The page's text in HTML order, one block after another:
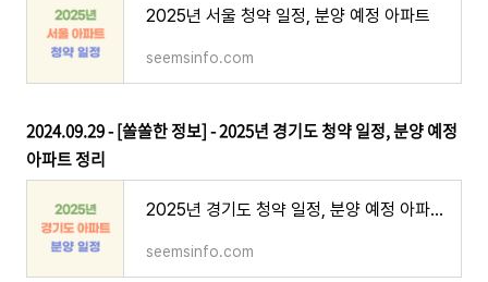
2025년 서울 청약 일정, 분양 예정 아파트
seemsinfo.com
2024.09.29 - [쏠쏠한 정보] - 2025년 경기도 청약 일정, 분양 예정
아파트 정리
2025년 경기도 청약 일정, 분양 예정 아파트 정리
seemsinfo.com